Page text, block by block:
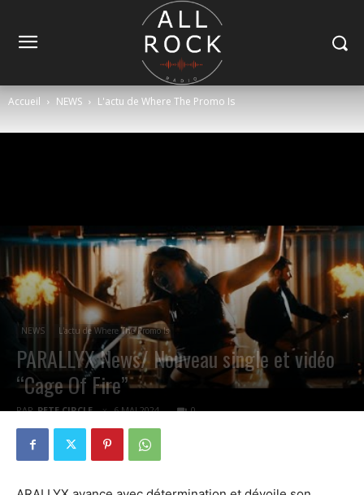
Accueil NEWS L'actu de Where The Promo Is
NEWS L'actu de Where The Promo Is
PARALLYX News/ Nouveau single et vidéo
“Cage Of Fire”
PAR PETE CIRCLE 6 MAI 2024 0